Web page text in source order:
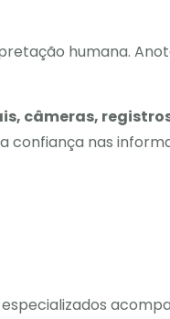
humana.
câmeras,
confiança nas